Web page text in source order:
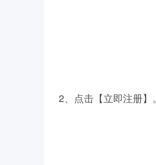
2、点击【立即注册】。